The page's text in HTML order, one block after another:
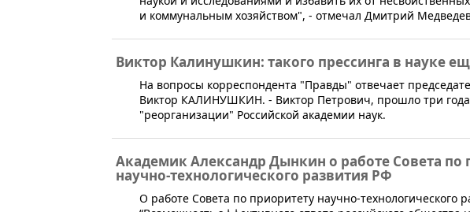
и коммунальным хозяйством", - отмечал Дмитрий
Виктор Калинушкин: такого прессинга в науке
На вопросы корреспондента "Правды" отвечает
Виктор КАЛИНУШКИН. - Виктор Петрович, прошло три
"реорганизации" Российской академии наук.
Академик Александр Дынкин о работе Совета по
научно-технологического развития РФ
О работе Совета по приоритету научно-технологического